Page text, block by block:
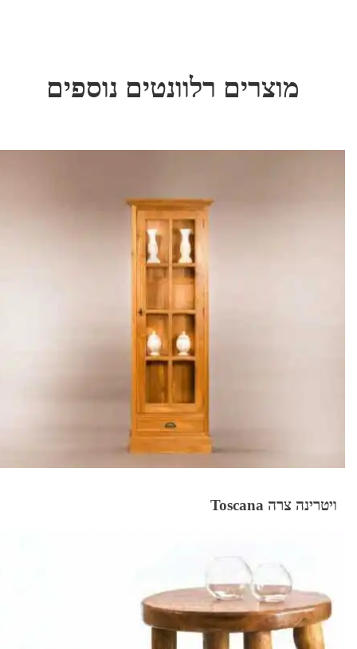
מוצרים רלוונטים נוספים
ויטרינה צרה Toscana